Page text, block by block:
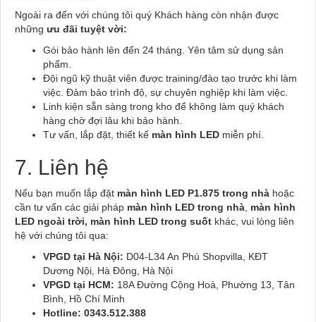
Ngoài ra đến với chúng tôi quý Khách hàng còn nhận được
những ưu đãi tuyệt vời:
Gói bảo hành lên đến 24 tháng. Yên tâm sử dụng sản
phẩm.
Đội ngũ kỹ thuật viên được training/đào tạo trước khi làm
việc. Đảm bảo trình độ, sự chuyên nghiệp khi làm việc.
Linh kiện sẵn sàng trong kho để không làm quý khách
hàng chờ đợi lâu khi bảo hành.
Tư vấn, lắp đặt, thiết kế màn hình LED miễn phí.
7. Liên hệ
Nếu bạn muốn lắp đặt màn hình LED P1.875 trong nhà hoặc
cần tư vấn các giải pháp màn hình LED trong nhà màn hình
LED ngoài trời, màn hình LED trong suốt khác, vui lòng liên
hệ với chúng tôi qua:
VPGD tại Hà Nội: D04-L34 An Phú Shopvilla, KĐT
Dương Nội, Hà Đông, Hà Nội
VPGD tại HCM: 18A Đường Cộng Hoà, Phường 13, Tân
Bình, Hồ Chí Minh
Hotline: 0343.512.388